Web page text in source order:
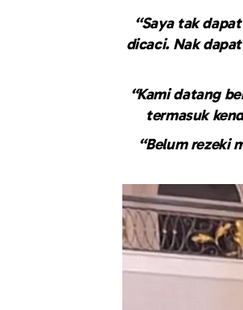
“Saya tak
dicaci. Nak
“Kami datang
termasuk
“Belum rezeki